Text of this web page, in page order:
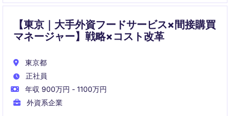
【東京｜大手外資フードサービス×間接購買
マネージャー】戦略×コスト改革
東京都
正社員
年収 900万円 - 1100万円
外資系企業